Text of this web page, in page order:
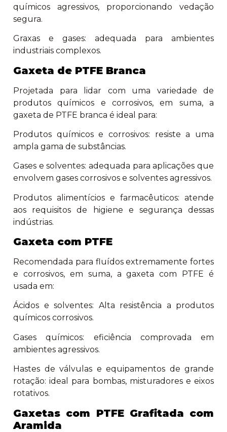
químicos agressivos, proporcionando vedação
segura.
Graxas e gases: adequada para ambientes
industriais complexos.
Gaxeta de PTFE Branca
Projetada para lidar com uma variedade de
produtos químicos e corrosivos, em suma, a
gaxeta de PTFE branca é ideal para:
Produtos químicos e corrosivos: resiste a uma
ampla gama de substâncias.
Gases e solventes: adequada para aplicações que
envolvem gases corrosivos e solventes agressivos.
Produtos alimentícios e farmacêuticos: atende
aos requisitos de higiene e segurança dessas
indústrias.
Gaxeta com PTFE
Recomendada para fluídos extremamente fortes
e corrosivos, em suma, a gaxeta com PTFE é
usada em:
Ácidos e solventes: Alta resistência a produtos
químicos corrosivos.
Gases químicos: eficiência comprovada em
ambientes agressivos.
Hastes de válvulas e equipamentos de grande
rotação: ideal para bombas, misturadores e eixos
rotativos.
Gaxetas com PTFE Grafitada com
Aramida